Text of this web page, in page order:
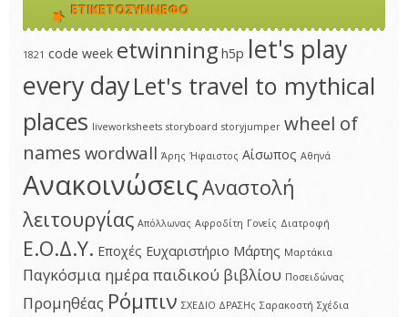
ΕΤΙΚΕΤΟΣΎΝΝΕΦΟ
1821 code week etwinning h5p let's play
every dayLet's travel to mythical
places liveworksheets storyboard storyjumper wheel of
names wordwall Άρης Ήφαιστος Αίσωπος Αθηνά
ΑνακοινώσειςΑναστολή
λειτουργίας Απόλλωνας Αφροδίτη Γονείς Διατροφή
Ε.Ο.Δ.Υ. Εποχές Ευχαριστήριο Μάρτης Μαρτάκια
Παγκόσμια ημέρα παιδικού βιβλίου Ποσειδώνας
Προμηθέας Ρόμπιν ΣΧΕΔΙΟ ΔΡΑΣΗς Σαρακοστή Σχέδια